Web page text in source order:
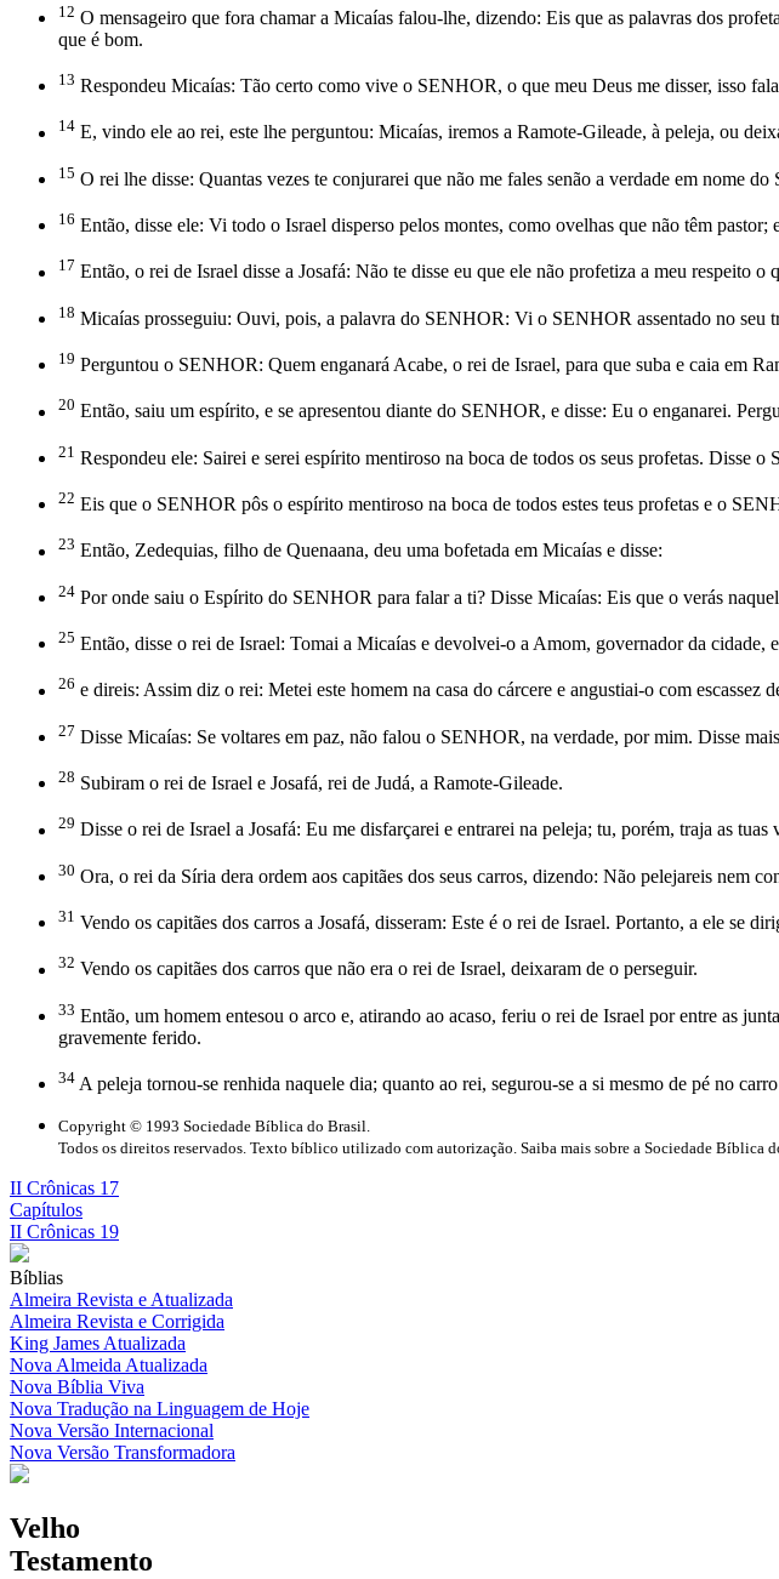
12 O mensageiro que fora chamar a Micaías falou-lhe, dizendo: Eis que as palavras dos
que é bom.
13 Respondeu Micaías: Tão certo como vive o SENHOR, o que meu Deus me disser, isso
14 E, vindo ele ao rei, este lhe perguntou: Micaías, iremos a Ramote-Gileade, à peleja, ou
15 O rei lhe disse: Quantas vezes te conjurarei que não me fales senão a verdade em nome
16 Então, disse ele: Vi todo o Israel disperso pelos montes, como ovelhas que não têm
17 Então, o rei de Israel disse a Josafá: Não te disse eu que ele não profetiza a meu respeito o
18 Micaías prosseguiu: Ouvi, pois, a palavra do SENHOR: Vi o SENHOR assentado no seu
19 Perguntou o SENHOR: Quem enganará Acabe, o rei de Israel, para que suba e caia em
20 Então, saiu um espírito, e se apresentou diante do SENHOR, e disse: Eu o enganarei.
21 Respondeu ele: Sairei e serei espírito mentiroso na boca de todos os seus profetas. Disse
22 Eis que o SENHOR pôs o espírito mentiroso na boca de todos estes teus profetas e o
23 Então, Zedequias, filho de Quenaana, deu uma bofetada em Micaías e disse:
24 Por onde saiu o Espírito do SENHOR para falar a ti? Disse Micaías: Eis que o verás
25 Então, disse o rei de Israel: Tomai a Micaías e devolvei-o a Amom, governador da cidade,
26 e direis: Assim diz o rei: Metei este homem na casa do cárcere e angustiai-o com escassez
27 Disse Micaías: Se voltares em paz, não falou o SENHOR, na verdade, por mim. Disse
28 Subiram o rei de Israel e Josafá, rei de Judá, a Ramote-Gileade.
29 Disse o rei de Israel a Josafá: Eu me disfarçarei e entrarei na peleja; tu, porém, traja as
30 Ora, o rei da Síria dera ordem aos capitães dos seus carros, dizendo: Não pelejareis nem
31 Vendo os capitães dos carros a Josafá, disseram: Este é o rei de Israel. Portanto, a ele se
32 Vendo os capitães dos carros que não era o rei de Israel, deixaram de o perseguir.
33 Então, um homem entesou o arco e, atirando ao acaso, feriu o rei de Israel por entre as
gravemente ferido.
34 A peleja tornou-se renhida naquele dia; quanto ao rei, segurou-se a si mesmo de pé no
Copyright © 1993 Sociedade Bíblica do Brasil.
Todos os direitos reservados. Texto bíblico utilizado com autorização. Saiba mais sobre a Sociedade Bíblica
II Crônicas 17
Capítulos
II Crônicas 19
Bíblias
Almeira Revista e Atualizada
Almeira Revista e Corrigida
King James Atualizada
Nova Almeida Atualizada
Nova Bíblia Viva
Nova Tradução na Linguagem de Hoje
Nova Versão Internacional
Nova Versão Transformadora
Velho
Testamento